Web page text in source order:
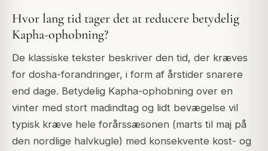
Hvor lang tid tager det at reducere betydelig
Kapha-ophobning?
De klassiske tekster beskriver den tid, der kræves
for dosha-forandringer, i form af årstider snarere
end dage. Betydelig Kapha-ophobning over en
vinter med stort madindtag og lidt bevægelse vil
typisk kræve hele forårssæsonen (marts til maj på
den nordlige halvkugle) med konsekvente kost- og